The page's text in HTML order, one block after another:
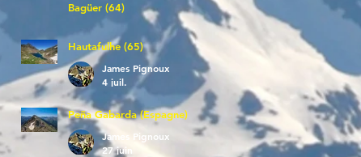
Bagüer (64)
James Pignoux
5 juil.
Hautafulhe (65)
James Pignoux
4 juil.
Peña Gabarda (Espagne)
James Pignoux
27 juin